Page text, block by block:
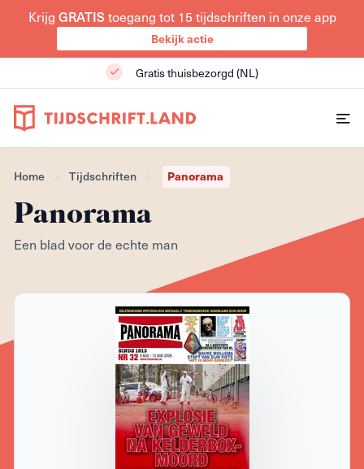
Krijg GRATIStoegang tot 15 tijdschriften in onze app
Bekijk actie
Gratis thuisbezorgd (NL)
Home Tijdschriften Panorama
Panorama
Een blad voor de echte man